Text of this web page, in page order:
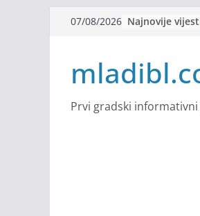
07/08/2026 Najnovije
Prvi gradski